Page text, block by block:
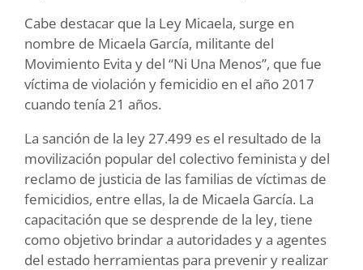
Cabe destacar que la Ley Micaela, surge en
nombre de Micaela García, militante del
Movimiento Evita y del “Ni Una Menos”, que fue
víctima de violación y femicidio en el año 2017
cuando tenía 21 años.
La sanción de la ley 27.499 es el resultado de la
movilización popular del colectivo feminista y del
reclamo de justicia de las familias de víctimas de
femicidios, entre ellas, la de Micaela García. La
capacitación que se desprende de la ley, tiene
como objetivo brindar a autoridades y a agentes
del estado herramientas para prevenir y realizar